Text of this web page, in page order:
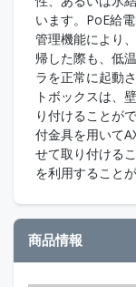
います。PoE給
管理機能により
帰した際も、低
ラを正常に起動
トボックスは、
り付けることが
付金具を用いて
せて取り付ける
を利用することが
商品情報